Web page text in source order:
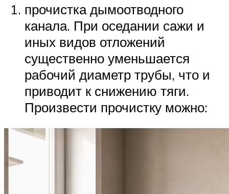
прочистка дымоотводного
канала. При оседании сажи и
иных видов отложений
существенно уменьшается
рабочий диаметр трубы, что и
приводит к снижению тяги.
Произвести прочистку можно: